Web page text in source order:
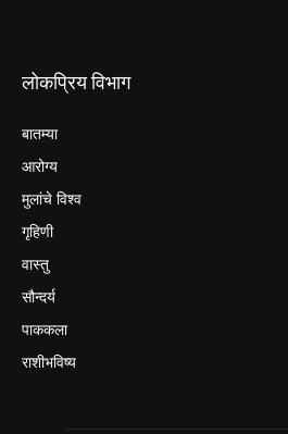
लोकप्रिय विभाग
बातम्या
आरोग्य
मुलांचे विश्व
गृहिणी
वास्तु
सौन्दर्य
पाककला
राशीभविष्य